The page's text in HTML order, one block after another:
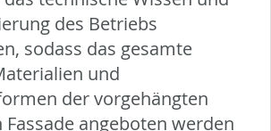
des Betriebs
sodass das gesamte
und
der vorgehängten
angeboten werden